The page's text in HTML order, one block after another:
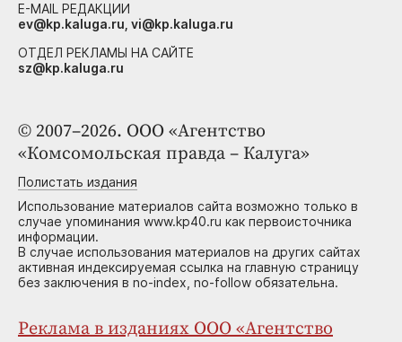
© 2007–2026. ООО «Агентство
«Комсомольская правда – Калуга»
Полистать издания
Использование материалов сайта возможно только в
случае упоминания www.kp40.ru как первоисточника
информации.
В случае использования материалов на других сайтах
активная индексируемая ссылка на главную страницу
без заключения в no-index, no-follow обязательна.
Реклама в изданиях ООО «Агентство
E-MAIL РЕДАКЦИИ
ev@kp.kaluga.ru, vi@kp.kaluga.ru
ОТДЕЛ РЕКЛАМЫ НА САЙТЕ
sz@kp.kaluga.ru